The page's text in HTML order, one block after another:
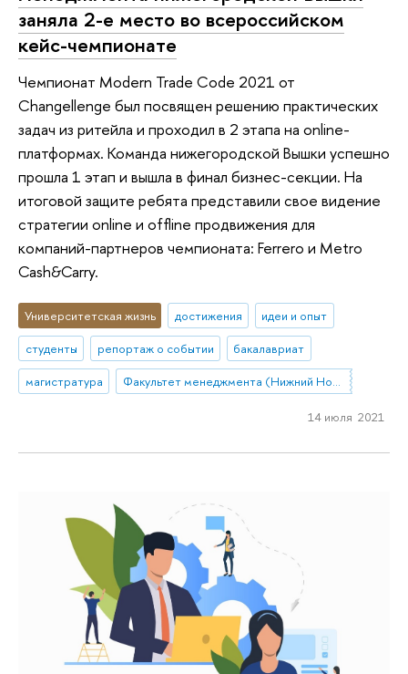
заняла 2-е место во всероссийском
кейс-чемпионате
Чемпионат Modern Trade Code 2021 от
Changellenge был посвящен решению практических
задач из ритейла и проходил в 2 этапа на online-
платформах. Команда нижегородской Вышки успешно
прошла 1 этап и вышла в финал бизнес-секции. На
итоговой защите ребята представили свое видение
стратегии online и offline продвижения для
компаний-партнеров чемпионата: Ferrero и Metro
Cash&Carry.
Университетская жизнь достижения
идеи и опыт
студенты
репортаж о событии
бакалавриат
магистратура
Факультет менеджмента (Нижний Новгород)
14 июля 2021